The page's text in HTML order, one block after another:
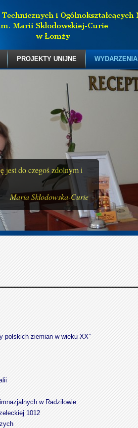
jest do czegoś zdolnym i
Maria Skłodowska-Curie
PROJEKTY UNIJNE WYDARZENIA
polskich ziemian w wieku XX”
w Radziłowie
1012